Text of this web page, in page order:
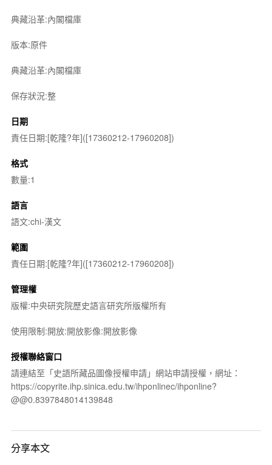
典藏沿革:內閣檔庫
版本:原件
典藏沿革:內閣檔庫
保存狀況:整
日期
責任日期:[乾隆?年]([17360212-17960208])
格式
數量:1
語言
語文:chi-漢文
範圍
責任日期:[乾隆?年]([17360212-17960208])
管理權
版權:中央研究院歷史語言研究所版權所有
使用限制:開放:開放影像:開放影像
授權聯絡窗口
請連結至「史語所藏品圖像授權申請」網站申請授權，網址：
https://copyrite.ihp.sinica.edu.tw/ihponlinec/ihponline?
@@0.8397848014139848
分享本文